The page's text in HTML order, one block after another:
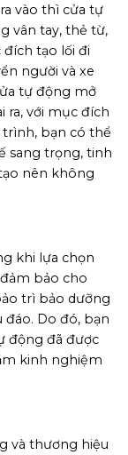
vào thì cửa tự
vân tay, thẻ từ,
đích tạo lối đi
người và xe
tự động mở
ra, với mục đích
bạn có thể
sang trọng, tinh
nên không
khi lựa chọn
bảo cho
trì bảo dưỡng
đáo. Do đó, bạn
động đã được
kinh nghiệm
và thương hiệu